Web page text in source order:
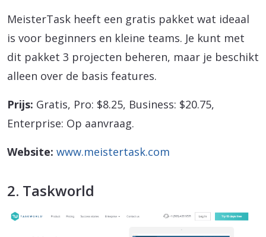
MeisterTask heeft een gratis pakket wat ideaal
is voor beginners en kleine teams. Je kunt met
dit pakket 3 projecten beheren, maar je beschikt
alleen over de basis features.
Prijs: Gratis, Pro: $8.25, Business: $20.75,
Enterprise: Op aanvraag.
Website: www.meistertask.com
2. Taskworld